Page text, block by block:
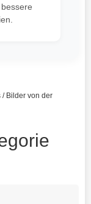
/ Bilder von der